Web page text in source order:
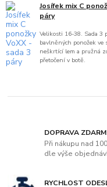
Josífek mix C
páry
Velikosti 16-38. Sada 3
bavlněných ponožek
neškrtící lem a pružná
přetočení v botě.
DOPRAVA
Při nákupu nad
dle výše
RYCHLOST